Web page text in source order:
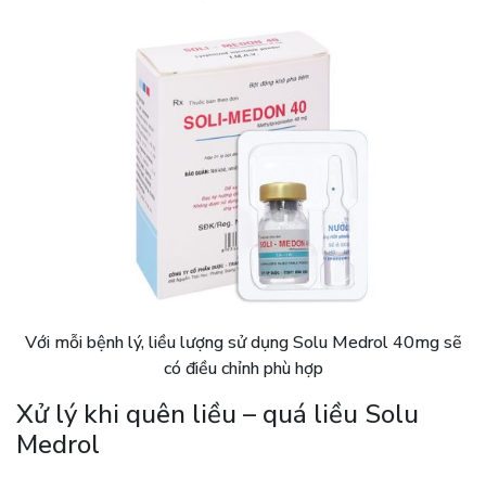
Với mỗi bệnh lý, liều lượng sử dụng Solu Medrol 40mg sẽ
có điều chỉnh phù hợp
Xử lý khi quên liều – quá liều Solu
Medrol